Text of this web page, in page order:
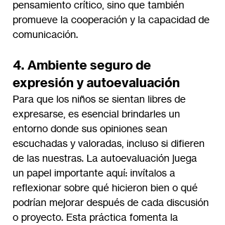
pensamiento crítico, sino que también
promueve la cooperación y la capacidad de
comunicación.
4. Ambiente seguro de
expresión y autoevaluación
Para que los niños se sientan libres de
expresarse, es esencial brindarles un
entorno donde sus opiniones sean
escuchadas y valoradas, incluso si difieren
de las nuestras. La autoevaluación juega
un papel importante aquí: invítalos a
reflexionar sobre qué hicieron bien o qué
podrían mejorar después de cada discusión
o proyecto. Esta práctica fomenta la